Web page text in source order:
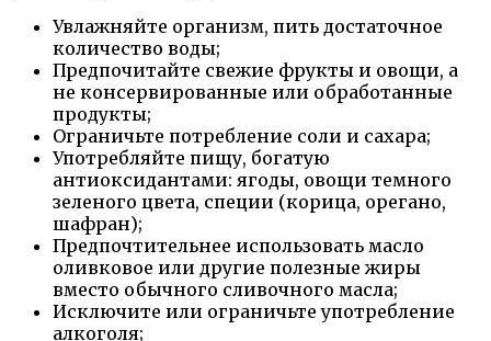
Увлажняйте организм, пить достаточное
количество воды;
Предпочитайте свежие фрукты и овощи, а
не консервированные или обработанные
продукты;
Ограничьте потребление соли и сахара;
Употребляйте пищу, богатую
антиоксидантами: ягоды, овощи темного
зеленого цвета, специи (корица, орегано,
шафран);
Предпочтительнее использовать масло
оливковое или другие полезные жиры
вместо обычного сливочного масла;
Исключите или ограничьте употребление
алкоголя;